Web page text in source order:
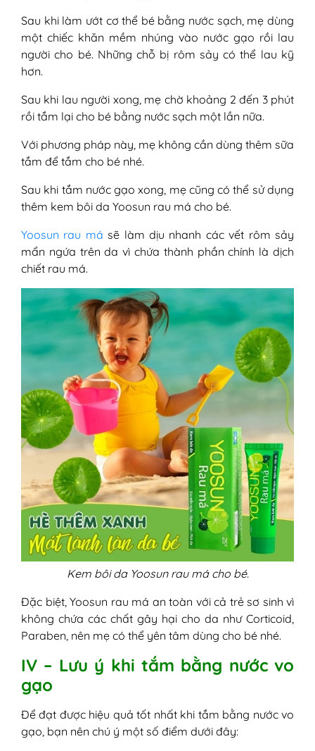
Sau khi làm ướt cơ thể bé bằng nước sạch, mẹ dùng
một chiếc khăn mềm nhúng vào nước gạo rồi lau
người cho bé. Những chỗ bị rôm sảy có thể lau kỹ
hơn.
Sau khi lau người xong, mẹ chờ khoảng 2 đến 3 phút
rồi tắm lại cho bé bằng nước sạch một lần nữa.
Với phương pháp này, mẹ không cần dùng thêm sữa
tắm để tắm cho bé nhé.
Sau khi tắm nước gạo xong, mẹ cũng có thể sử dụng
thêm kem bôi da Yoosun rau má cho bé.
Yoosun rau má sẽ làm dịu nhanh các vết rôm sảy
mẩn ngứa trên da vì chứa thành phần chính là dịch
chiết rau má.
Kem bôi da Yoosun rau má cho bé.
Đặc biệt, Yoosun rau má an toàn với cả trẻ sơ sinh vì
không chứa các chất gây hại cho da như Corticoid,
Paraben, nên mẹ có thể yên tâm dùng cho bé nhé.
IV – Lưu ý khi tắm bằng nước vo
gạo
Để đạt được hiệu quả tốt nhất khi tắm bằng nước vo
gạo, bạn nên chú ý một số điểm dưới đây: